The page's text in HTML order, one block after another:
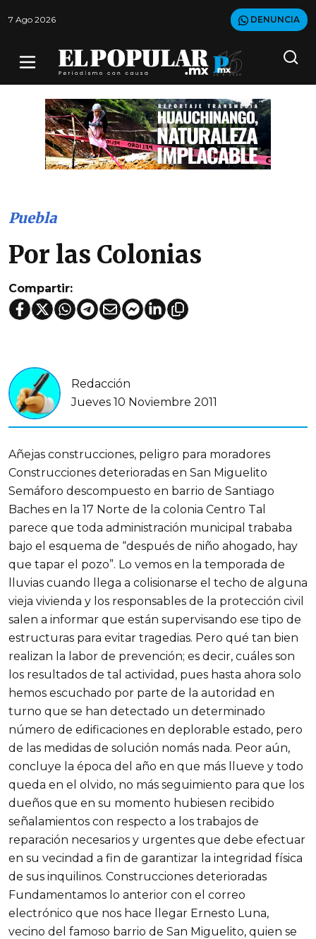
7 Ago 2026 DENUNCIA
Puebla
Por las Colonias
Compartir:
Redacción
Jueves 10 Noviembre 2011
Añejas construcciones, peligro para moradores
Construcciones deterioradas en San Miguelito
Semáforo descompuesto en barrio de Santiago
Baches en la 17 Norte de la colonia Centro Tal
parece que toda administración municipal trababa
bajo el esquema de “después de niño ahogado, hay
que tapar el pozo”. Lo vemos en la temporada de
lluvias cuando llega a colisionarse el techo de alguna
vieja vivienda y los responsables de la protección civil
salen a informar que están supervisando ese tipo de
estructuras para evitar tragedias. Pero qué tan bien
realizan la labor de prevención; es decir, cuáles son
los resultados de tal actividad, pues hasta ahora solo
hemos escuchado por parte de la autoridad en
turno que se han detectado un determinado
número de edificaciones en deplorable estado, pero
de las medidas de solución nomás nada. Peor aún,
concluye la época del año en que más llueve y todo
queda en el olvido, no más seguimiento para que los
dueños que en su momento hubiesen recibido
señalamientos con respecto a los trabajos de
reparación necesarios y urgentes que debe efectuar
en su vecindad a fin de garantizar la integridad física
de sus inquilinos. Construcciones deterioradas
Fundamentamos lo anterior con el correo
electrónico que nos hace llegar Ernesto Luna,
vecino del famoso barrio de San Miguelito, quien se